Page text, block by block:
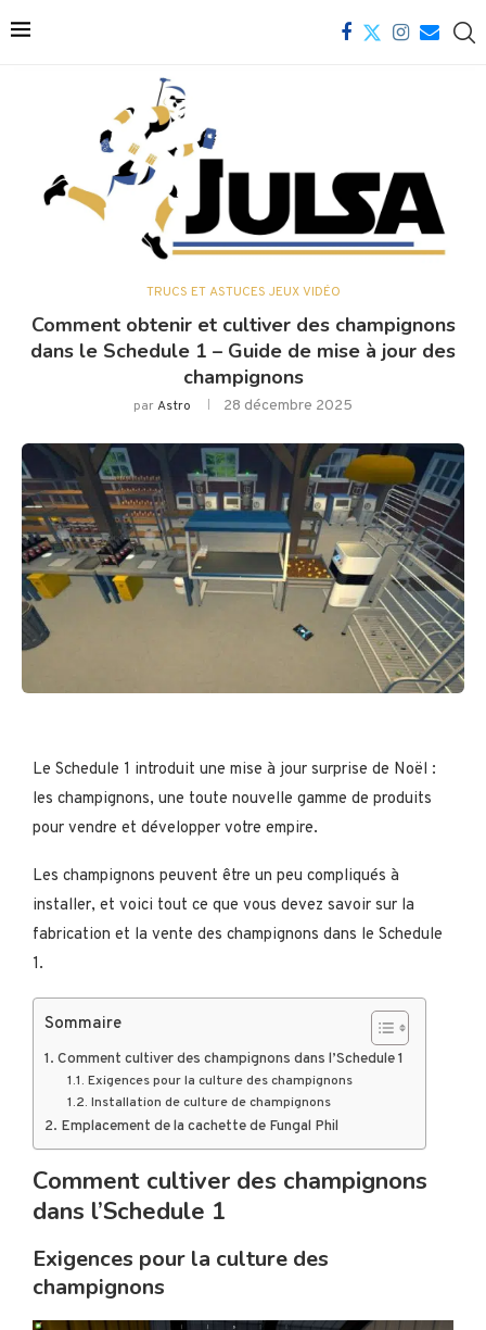
TRUCS ET ASTUCES JEUX VIDÉO
Comment obtenir et cultiver des champignons
dans le Schedule 1 – Guide de mise à jour des
champignons
parAstro 28 décembre 2025
Le Schedule 1 introduit une mise à jour surprise de Noël :
les champignons, une toute nouvelle gamme de produits
pour vendre et développer votre empire.
Les champignons peuvent être un peu compliqués à
installer, et voici tout ce que vous devez savoir sur la
fabrication et la vente des champignons dans le Schedule
1.
Sommaire
Comment cultiver des champignons dans l’Schedule 1
Exigences pour la culture des champignons
Installation de culture de champignons
Emplacement de la cachette de Fungal Phil
Comment cultiver des champignons
dans l’Schedule 1
Exigences pour la culture des
champignons